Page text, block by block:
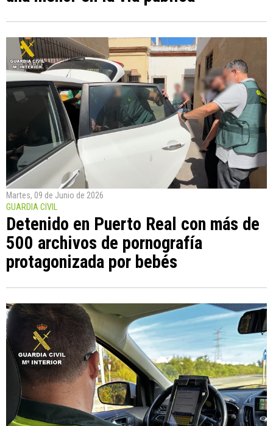
Martes, 09 de Junio de 2026
GUARDIA CIVIL
Detenido en Puerto Real con más de
500 archivos de pornografía
protagonizada por bebés